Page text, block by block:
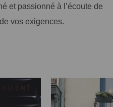
et passionné à l’écoute de
vos exigences.